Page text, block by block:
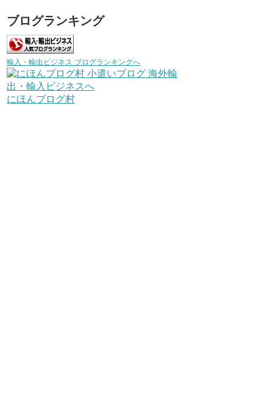
ブログランキング
輸入・輸出ビジネス ブログランキングへ
にほんブログ村